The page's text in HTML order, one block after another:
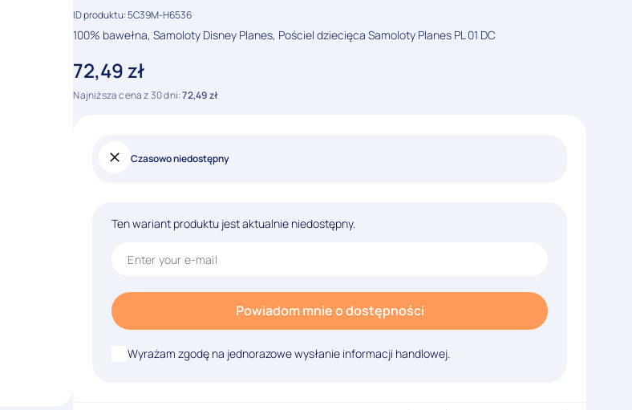
ID produktu: 5C39M-H6536
100% bawełna, Samoloty Disney Planes, Pościel dziecięca Samoloty Planes PL 01 DC
72,49zł
Najniższa cena z 30 dni:72,49zł
Czasowo niedostępny
Ten wariant produktu jest aktualnie niedostępny.
Powiadom mnie o dostępności
Wyrażam zgodę na jednorazowe wysłanie informacji handlowej.